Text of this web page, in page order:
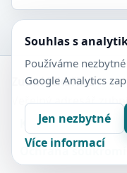
Zubní-lékaři.cz
Veřejný adresář
Kontakt
Ochrana soukromí
Souhlas s
Používáme
Google Analytics
Jen nezbytné
Více informací